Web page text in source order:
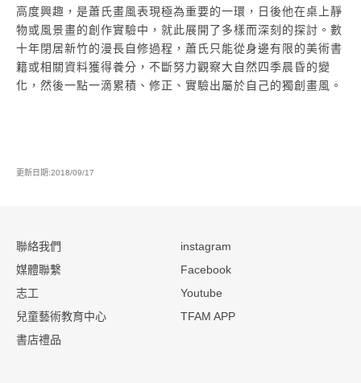
高度興趣，是蕭氏畫風表現極為重要的一環，日後他在桌上靜
物或風景畫的創作實驗中，就此展開了多樣而深刻的探討。數
十年閉居新竹的漫長自修過程，蕭氏只能從身邊有限的美術書
籍或相關資料獲得養分，不斷努力觀察大自然四季晨昏的變
化，然後一點一滴累積、修正、實驗出屬於自己的獨創畫風。
更新日期:2018/09/17
聯絡我們
媒體聯繫
志工
兒童藝術教育中心
書店禮品
instagram
Facebook
Youtube
TFAM APP